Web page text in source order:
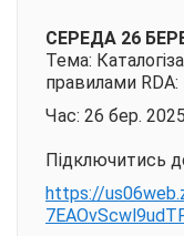
СЕРЕДА 26
Тема:
правилами RDA:
Час: 26 бер.
Підключитись
https://